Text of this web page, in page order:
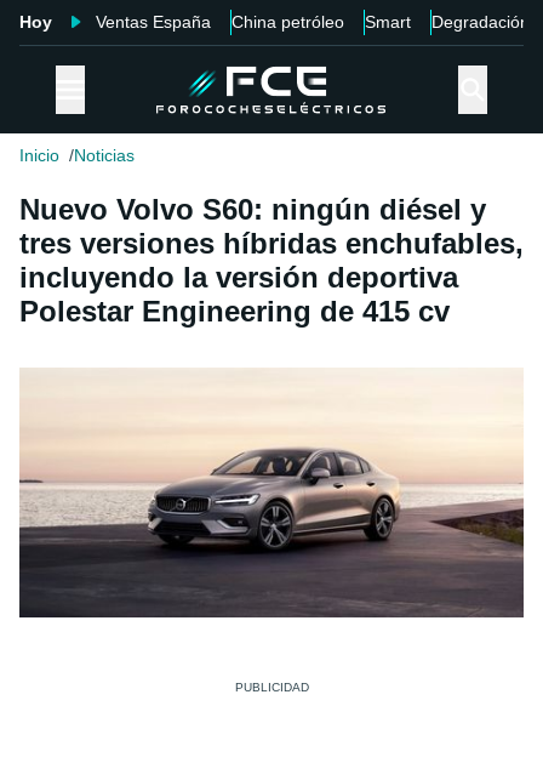
Hoy Ventas España China petróleo Smart Degradación
Inicio Noticias
Nuevo Volvo S60: ningún diésel y
tres versiones híbridas enchufables,
incluyendo la versión deportiva
Polestar Engineering de 415 cv